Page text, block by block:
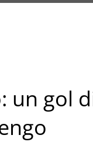
un gol